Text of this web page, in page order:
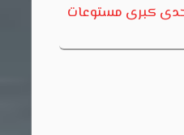
كبرى مستوعات